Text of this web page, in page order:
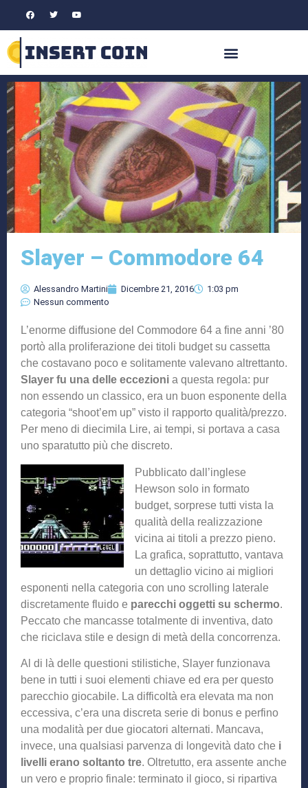
Slayer – Commodore 64
Alessandro Martini Dicembre 21, 2016
1:03 pm
Nessun commento
L’enorme diffusione del Commodore 64 a fine anni ’80
portò alla proliferazione dei titoli budget su cassetta
che costavano poco e solitamente valevano altrettanto.
Slayer fu una delle eccezioni a questa regola: pur
non essendo un classico, era un buon esponente della
categoria “shoot’em up” visto il rapporto qualità/prezzo.
Per meno di diecimila Lire, ai tempi, si portava a casa
uno sparatutto più che discreto.
Pubblicato dall’inglese
Hewson solo in formato
budget, sorprese tutti vista la
qualità della realizzazione
vicina ai titoli a prezzo pieno.
La grafica, soprattutto, vantava
un dettaglio vicino ai migliori
esponenti nella categoria con uno scrolling laterale
discretamente fluido e parecchi oggetti su schermo.
Peccato che mancasse totalmente di inventiva, dato
che riciclava stile e design di metà della concorrenza.
Al di là delle questioni stilistiche, Slayer funzionava
bene in tutti i suoi elementi chiave ed era per questo
parecchio giocabile. La difficoltà era elevata ma non
eccessiva, c’era una discreta serie di bonus e perfino
una modalità per due giocatori alternati. Mancava,
invece, una qualsiasi parvenza di longevità dato che i
livelli erano soltanto tre. Oltretutto, era assente anche
un vero e proprio finale: terminato il gioco, si ripartiva